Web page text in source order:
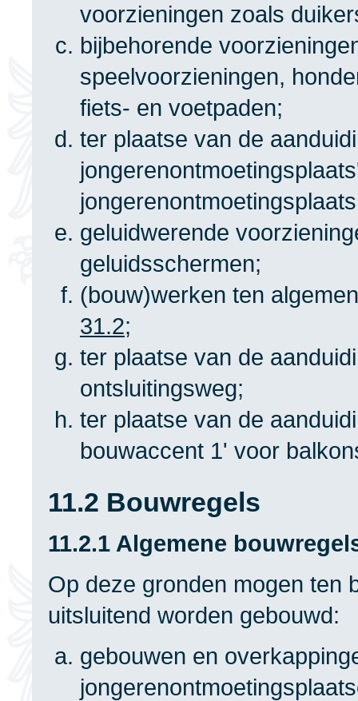
voorzieningen zoals
bijbehorende
speelvoorzieningen,
fiets- en voetpaden;
ter plaatse van de
geluidwerende
geluidsschermen;
(bouw)werken ten
31.2;
ter plaatse van de
ontsluitingsweg;
ter plaatse van de
bouwaccent 1' voor
11.2 Bouwregels
11.2.1 Algemene
Op deze gronden mogen ten
uitsluitend worden gebouwd:
gebouwen en